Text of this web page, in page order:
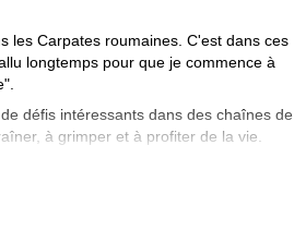
les Carpates roumaines. C'est dans ces
longtemps pour que je commence à
défis intéressants dans des chaînes de
à grimper et à profiter de la vie.
passion pour la montagne et j'aime